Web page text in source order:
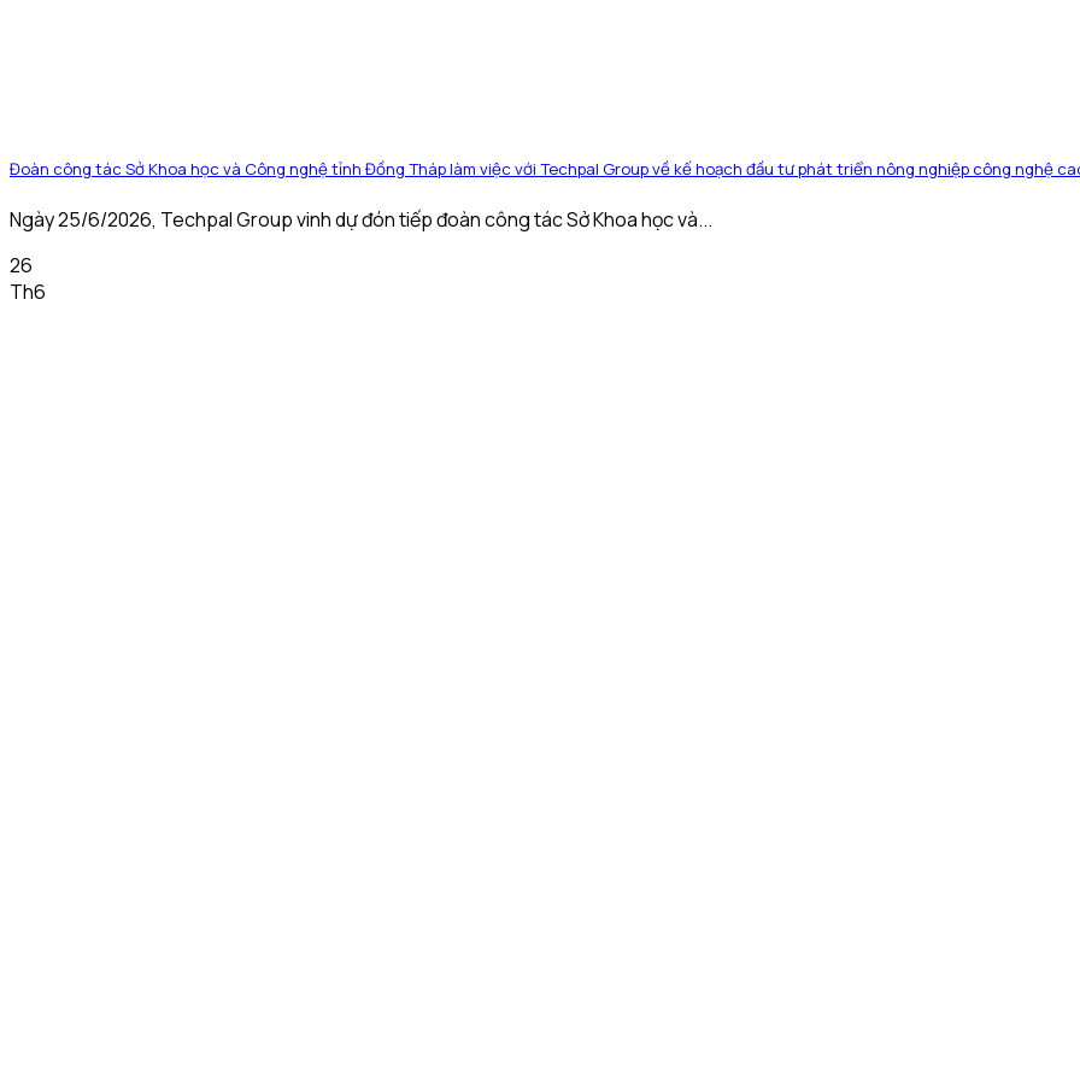
Đoàn công tác Sở Khoa học và Công nghệ tỉnh Đồng Tháp làm việc với Techpal Group về kế hoạch đầu tư phát triển nông nghiệp công nghệ
Ngày 25/6/2026, Techpal Group vinh dự đón tiếp đoàn công tác Sở Khoa học và...
26
Th6